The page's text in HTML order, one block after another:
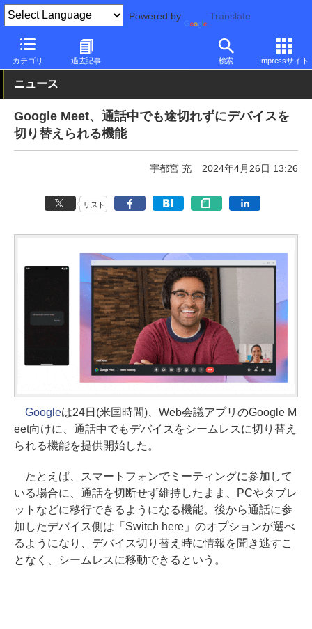
Powered by Translate
カテゴリ 過去記事 検索 Impressサイト
PC Watch 市場 サービス
ニュース
Google Meet、通話中でも途切れずにデバイスを
切り替えられる機能
宇都宮 充 2024年4月26日 13:26
リスト
Googleは24日(米国時間)、Web会議アプリのGoogle M
eet向けに、通話中でもデバイスをシームレスに切り替え
られる機能を提供開始した。
たとえば、スマートフォンでミーティングに参加して
いる場合に、通話を切断せず維持したまま、PCやタブレ
ットなどに移行できるようになる機能。後から通話に参
加したデバイス側は「Switch here」のオプションが選べ
るようになり、デバイス切り替え時に情報を聞き逃すこ
となく、シームレスに移動できるという。